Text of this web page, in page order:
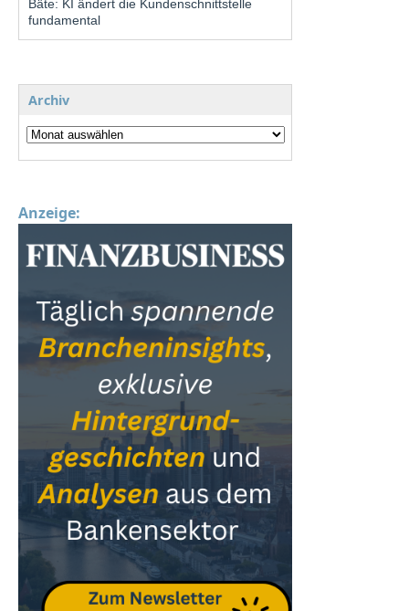
Bäte: KI ändert die Kundenschnittstelle
fundamental
Archiv
Anzeige: